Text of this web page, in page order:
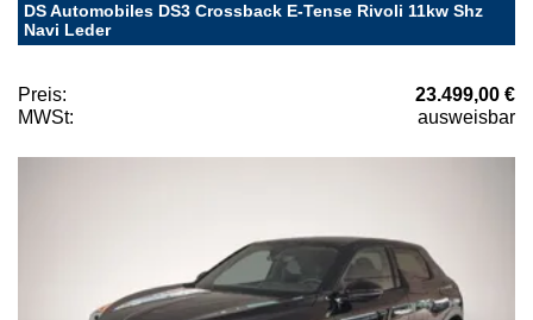
DS Automobiles DS3 Crossback E-Tense Rivoli 11kw Shz
Navi Leder
Preis:
23.499,00 €
MWSt:
ausweisbar